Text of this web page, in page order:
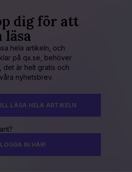
dig för att
hela artikeln, och
på qx.se, behöver
det är helt gratis och
nyhetsbrev.
LÄSA HELA ARTIKELN
LOGGA IN HÄR!